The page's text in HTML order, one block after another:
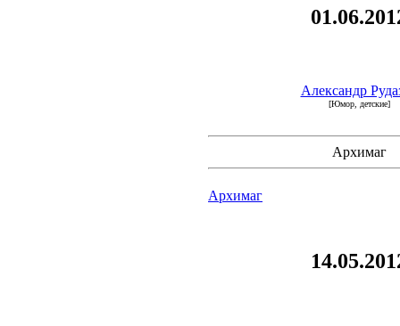
Александр
[Юмор, детские]
Архимаг
Архимаг